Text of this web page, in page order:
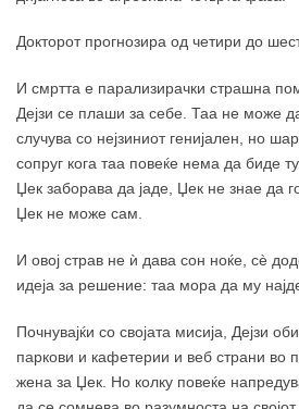
Докторот прогнозира од четири до
И смртта е парализирачки страшна
Дејзи се плаши за себе. Таа не може
случува со нејзиниот генијален, но
сопруг кога таа повеќе нема да биде
Џек заборава да јаде, Џек не знае да
Џек не може сам.
И овој страв не ѝ дава сон ноќе, сè
идеја за решение: таа мора да му
Почнувајќи со својата мисија, Дејзи
паркови и кафетерии и веб страни во
жена за Џек. Но колку повеќе